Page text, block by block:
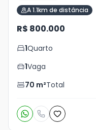
A 1.1km de distância
R$ 800.000
1Quarto
1Vaga
70 m²Total